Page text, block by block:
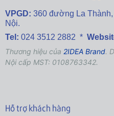
VPGD: 360 đường La Thành,
Nội.
Tel: 024 3512 2882 *
Thương hiệu của 2IDEA Brand.
Nội cấp MST: 0108763342.
Hỗ trợ khách hàng